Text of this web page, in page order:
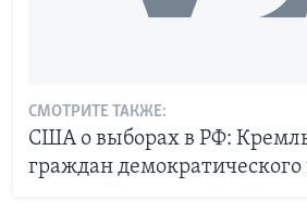
СМОТРИТЕ ТАКЖЕ:
США о выборах в РФ:
граждан демократического